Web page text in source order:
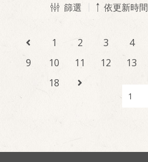
篩選
依更新時間
1 2 3 4
9
10 11 12 13
18